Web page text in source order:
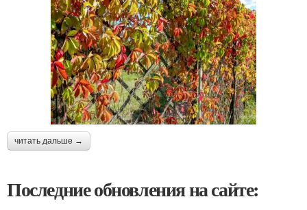
читать дальше →
Последние обновления на сайте: